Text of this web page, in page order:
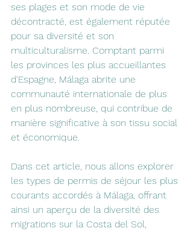
ses plages et son mode de vie
décontracté, est également réputée
pour sa diversité et son
multiculturalisme. Comptant parmi
les provinces les plus accueillantes
d'Espagne, Málaga abrite une
communauté internationale de plus
en plus nombreuse, qui contribue de
manière significative à son tissu social
et économique.
Dans cet article, nous allons explorer
les types de permis de séjour les plus
courants accordés à Málaga, offrant
ainsi un aperçu de la diversité des
migrations sur la Costa del Sol,